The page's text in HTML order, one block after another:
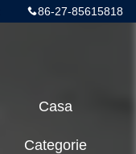
86-27-85615818
Casa
Categorie